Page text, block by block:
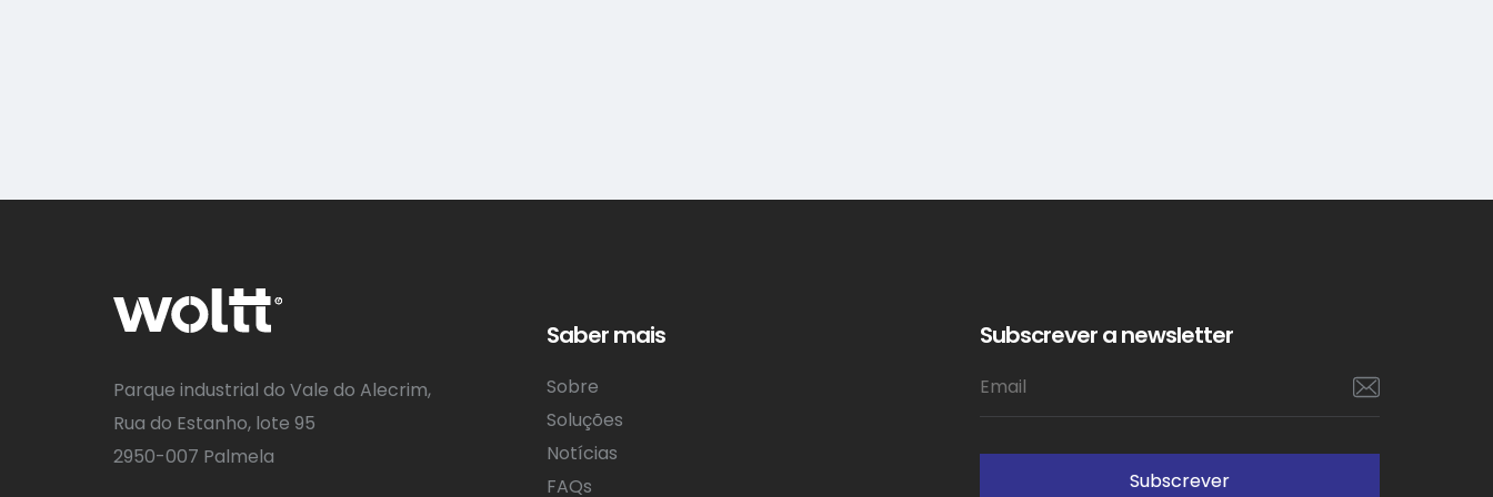
Parque industrial do Vale do Alecrim,
Rua do Estanho, lote 95
2950-007 Palmela
Saber mais
Sobre
Soluções
Notícias
FAQs
Subscrever a newsletter
Subscrever